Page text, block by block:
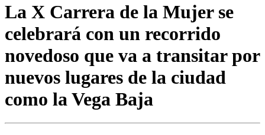
La X Carrera de la Mujer se
celebrará con un recorrido
novedoso que va a transitar por
nuevos lugares de la ciudad
como la Vega Baja